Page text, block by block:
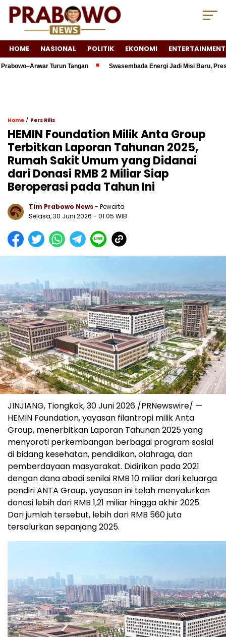
HOME NASIONAL POLITIK EKONOMI ENTERTAINMENT
Turun Tangan Swasembada Energi Jadi Misi Baru,
Home / Pers Rilis
HEMIN Foundation Milik Anta Group
Terbitkan Laporan Tahunan 2025,
Rumah Sakit Umum yang Didanai
dari Donasi RMB 2 Miliar Siap
Beroperasi pada Tahun Ini
Tim Prabowo News- Pewarta
Selasa, 30 Juni 2026 - 01:05 WIB
JINJIANG, Tiongkok, 30 Juni 2026 /PRNewswire/ —
HEMIN Foundation, yayasan filantropi milik Anta
Group, menerbitkan Laporan Tahunan 2025 yang
menyoroti perkembangan berbagai program sosial
di bidang kesehatan, pendidikan, olahraga, dan
pemberdayaan masyarakat. Didirikan pada 2021
dengan dana abadi senilai RMB 10 miliar dari keluarga
pendiri ANTA Group, yayasan ini telah menyalurkan
donasi lebih dari RMB 1,21 miliar hingga akhir 2025.
Dari jumlah tersebut, lebih dari RMB 560 juta
tersalurkan sepanjang 2025.